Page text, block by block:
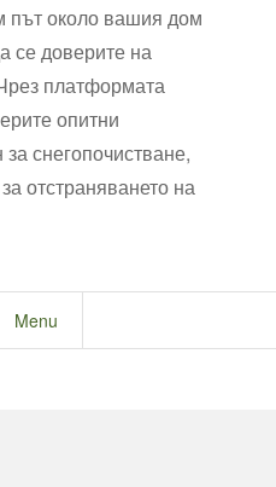
път около вашия дом
се доверите на
платформата
опитни
снегопочистване,
отстраняването на
Menu